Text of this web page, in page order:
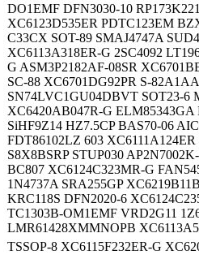
DO1EMF DFN3030-10
XC6123D535ER PDTC123EM
C33CX SOT-89 SMAJ4747A
XC6113A318ER-G 2SC4092
G ASM3P2182AF-08SR
SC-88 XC6701DG92PR S-
SN74LVC1GU04DBVT SOT23-6
XC6420AB047R-G
SiHF9Z14 HZ7.5CP BAS70-06
FDT86102LZ 603
S8X8BSRP STUP030
BC807 XC6124C323MR-G
1N4737A SRA255GP
KRC118S DFN2020-6
TC1303B-OM1EMF VRD2G11
LMR61428XMMNOPB
TSSOP-8 XC6115F232ER-G